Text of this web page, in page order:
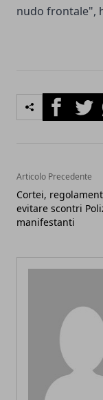
nudo frontale",
Facebook
Articolo Precedente
Cortei,
evitare scontri
manifestanti